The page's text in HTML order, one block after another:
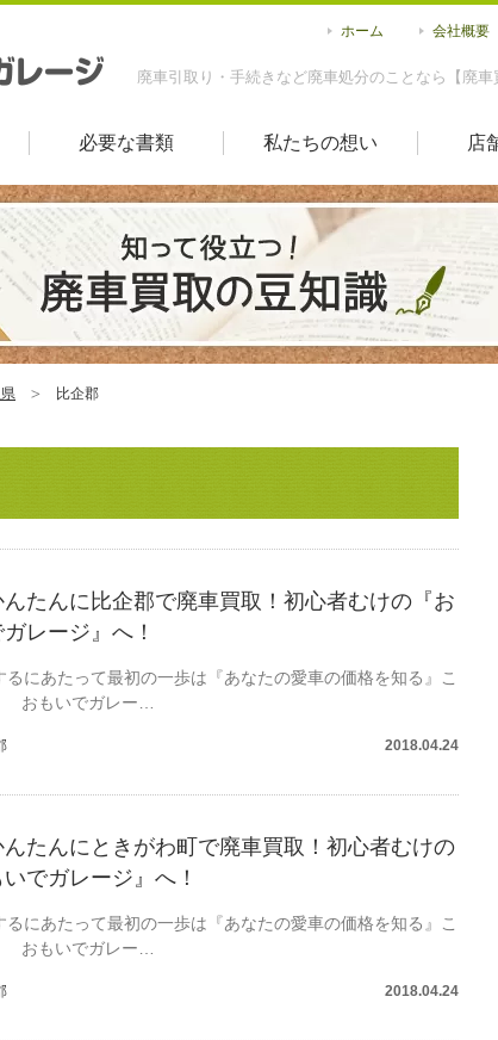
廃車引取り・手続きなど廃車処分のことなら【廃車
ホーム 会社概要
必要な書類 私たちの想い 店
比企郡
んたんに比企郡で廃車買取！初心者むけの『お
レージ』へ！
るにあたって最初の一歩は『あなたの愛車の価格を知る』こ
おもいでガレー…
2018.04.24
んたんにときがわ町で廃車買取！初心者むけの
いでガレージ』へ！
るにあたって最初の一歩は『あなたの愛車の価格を知る』こ
おもいでガレー…
2018.04.24